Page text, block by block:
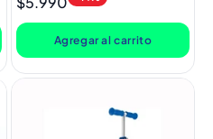
oferta
Agregar al carrito